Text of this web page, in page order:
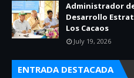
Administrador
Desarrollo
Los Cacaos
July 19, 2026
ENTRADA DESTACADA